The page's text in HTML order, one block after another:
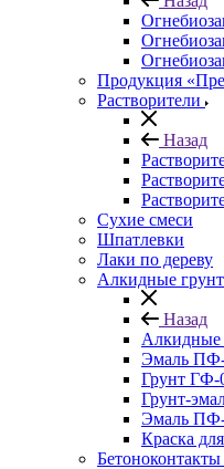
Продукция
Растворители
Назад
Сухие смеси
Шпатлевки
Лаки по дереву
Алкидные
Назад
Алкидные
Эмаль
Грунт ГФ-
Грунт-
Эмаль
Краска
Бетоноконтакты